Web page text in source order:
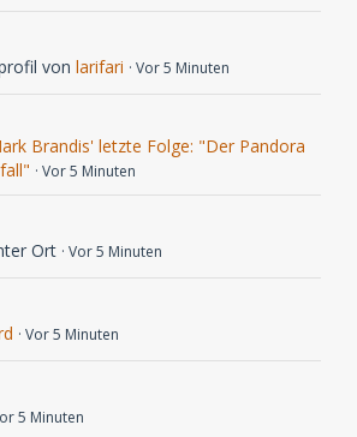
von larifari Vor 5 Minuten
Brandis' letzte Folge: "Der Pandora
Vor 5 Minuten
Ort Vor 5 Minuten
Vor 5 Minuten
5 Minuten